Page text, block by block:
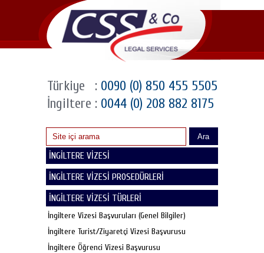
Türkiye : 0090 (0) 850 455 5505
İngiltere : 0044 (0) 208 882 8175
Ara
İNGİLTERE VİZESİ
İNGİLTERE VİZESİ PROSEDÜRLERİ
İNGİLTERE VİZESİ TÜRLERİ
İngiltere Vizesi Başvuruları (Genel Bilgiler)
İngiltere Turist/Ziyaretçi Vizesi Başvurusu
İngiltere Öğrenci Vizesi Başvurusu